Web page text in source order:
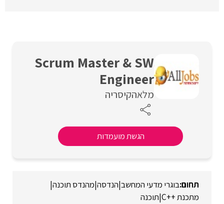
Scrum Master & SW
Engineer
מלאהקיסריה
הגשת מועמדות
בוגרי מדעי המחשב|הנדסה|מהנדס תוכנה|
מתכנת ++C |תוכנה